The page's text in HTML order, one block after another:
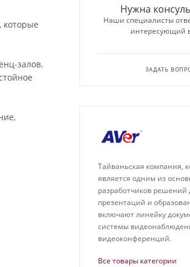
залов.
Тайваньская компания,
является одним из
разработчиков решений
презентаций и
включают линейку
системы
видеоконференций.
Все товары категории
Нужна
Наши специалисты
интересующий
ЗАДАТЬ